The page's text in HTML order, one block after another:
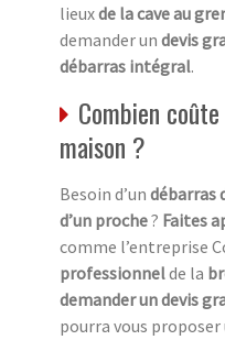
lieuxde la cave au
demander un devis
débarras intégral.
Combien
maison ?
Besoin d’un débarras
d’un proche? Faites
comme l’entreprise
professionnelde la
demander un devis
pourra vous proposer